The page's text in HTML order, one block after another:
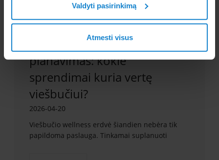
Valdyti pasirinkimą
Atmesti visus
Viešbučio wellness erdvės
planavimas: kokie
sprendimai kuria vertę
viešbučiui?
2026-04-20
Viešbučio wellness erdvė šiandien nebėra tik
papildoma paslauga. Tinkamai suplanuoti